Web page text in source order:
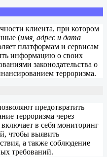
клиента, при котором
(имя, адрес и дата
платформам и сервисам
информацию о своих
законодательства о
терроризма.
предотвратить
терроризма через
в себя мониторинг
чтобы выявить
а также соблюдение
требований.